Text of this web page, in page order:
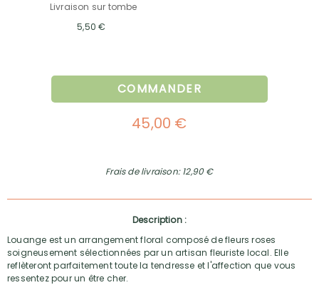
Livraison sur tombe
5,50 €
COMMANDER
45,00 €
Frais de livraison: 12,90 €
Description :
Louange est un arrangement floral composé de fleurs roses
soigneusement sélectionnées par un artisan fleuriste local. Elle
reflèteront parfaitement toute la tendresse et l'affection que vous
ressentez pour un être cher.